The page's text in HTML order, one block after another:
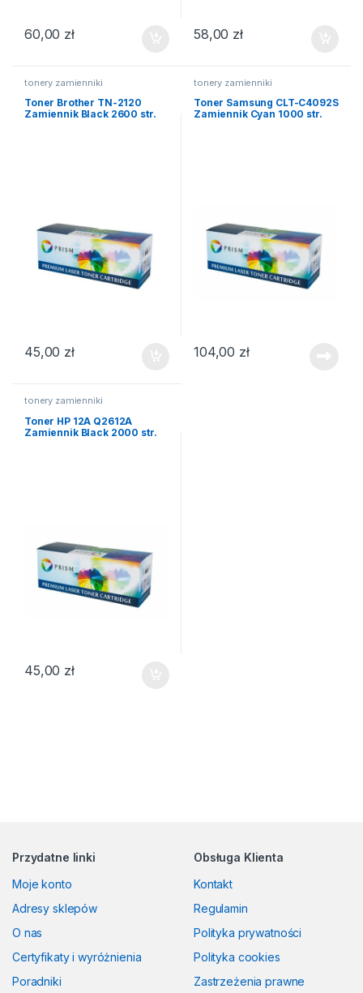
60,00 zł 58,00 zł
tonery zamienniki
Toner Brother TN-2120
Zamiennik Black 2600 str.
45,00 zł
tonery zamienniki
Toner Samsung CLT-C4092S
Zamiennik Cyan 1000 str.
104,00 zł
tonery zamienniki
Toner HP 12A Q2612A
Zamiennik Black 2000 str.
45,00 zł
Przydatne linki
Moje konto
Adresy sklepów
O nas
Certyfikaty i wyróżnienia
Poradniki
Obsługa Klienta
Kontakt
Regulamin
Polityka prywatności
Polityka cookies
Zastrzeżenia prawne